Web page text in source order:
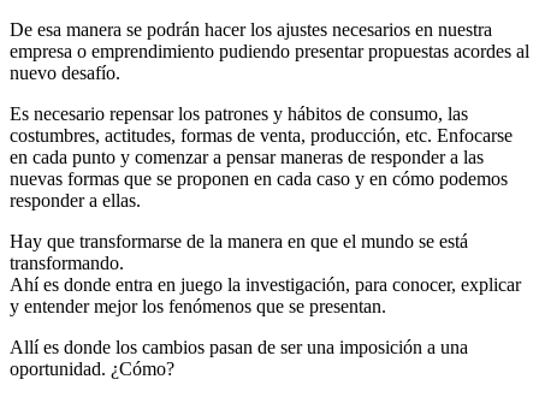
De esa manera se podrán hacer los ajustes necesarios en nuestra
empresa o emprendimiento pudiendo presentar propuestas acordes al
nuevo desafío.
Es necesario repensar los patrones y hábitos de consumo, las
costumbres, actitudes, formas de venta, producción, etc. Enfocarse
en cada punto y comenzar a pensar maneras de responder a las
nuevas formas que se proponen en cada caso y en cómo podemos
responder a ellas.
Hay que transformarse de la manera en que el mundo se está
transformando.
Ahí es donde entra en juego la investigación, para conocer, explicar
y entender mejor los fenómenos que se presentan.
Allí es donde los cambios pasan de ser una imposición a una
oportunidad. ¿Cómo?